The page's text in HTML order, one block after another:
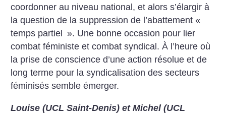
coordonner au niveau national, et alors s’élargir à
la question de la suppression de l’abattement «
temps partiel
». Une bonne occasion pour lier
combat féministe et combat syndical. À l’heure où
la prise de conscience d’une action résolue et de
long terme pour la syndicalisation des secteurs
féminisés semble émerger.
Louise (UCL Saint-Denis) et Michel (UCL